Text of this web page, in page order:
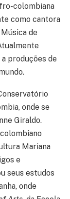
colombiana
como cantora
de
a produções de
onde se
Giraldo.
Mariana
e
seus estudos
onde